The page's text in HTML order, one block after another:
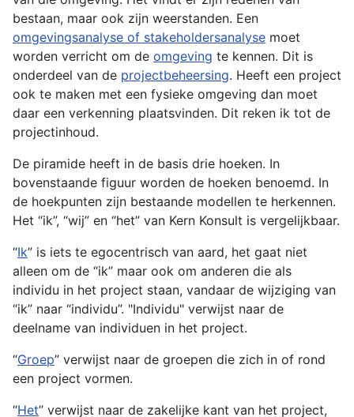
bestaan, maar ook zijn weerstanden. Een
omgevingsanalyse of stakeholdersanalyse moet
worden verricht om de omgeving te kennen. Dit is
onderdeel van de projectbeheersing. Heeft een project
ook te maken met een fysieke omgeving dan moet
daar een verkenning plaatsvinden. Dit reken ik tot de
projectinhoud.
De piramide heeft in de basis drie hoeken. In
bovenstaande figuur worden de hoeken benoemd. In
de hoekpunten zijn bestaande modellen te herkennen.
Het “ik”, “wij” en “het” van Kern Konsult is vergelijkbaar.
“Ik” is iets te egocentrisch van aard, het gaat niet
alleen om de “ik” maar ook om anderen die als
individu in het project staan, vandaar de wijziging van
“ik” naar “individu”. "Individu" verwijst naar de
deelname van individuen in het project.
“Groep” verwijst naar de groepen die zich in of rond
een project vormen.
“Het” verwijst naar de zakelijke kant van het project,